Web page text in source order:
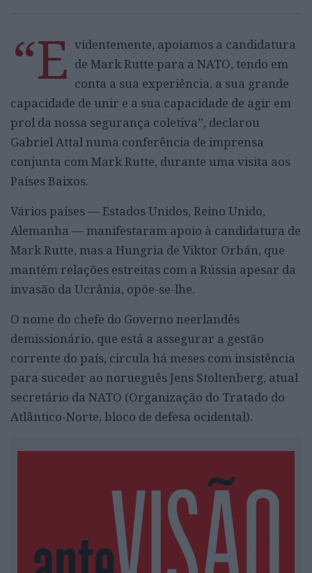
“E videntemente, apoiamos a candidatura
de Mark Rutte para a NATO, tendo em
conta a sua experiência, a sua grande
capacidade de unir e a sua capacidade de agir em
prol da nossa segurança coletiva”, declarou
Gabriel Attal numa conferência de imprensa
conjunta com Mark Rutte, durante uma visita aos
Países Baixos.
Vários países — Estados Unidos, Reino Unido,
Alemanha — manifestaram apoio à candidatura de
Mark Rutte, mas a Hungria de Viktor Orbán, que
mantém relações estreitas com a Rússia apesar da
invasão da Ucrânia, opõe-se-lhe.
O nome do chefe do Governo neerlandês
demissionário, que está a assegurar a gestão
corrente do país, circula há meses com insistência
para suceder ao norueguês Jens Stoltenberg, atual
secretário da NATO (Organização do Tratado do
Atlântico-Norte, bloco de defesa ocidental).